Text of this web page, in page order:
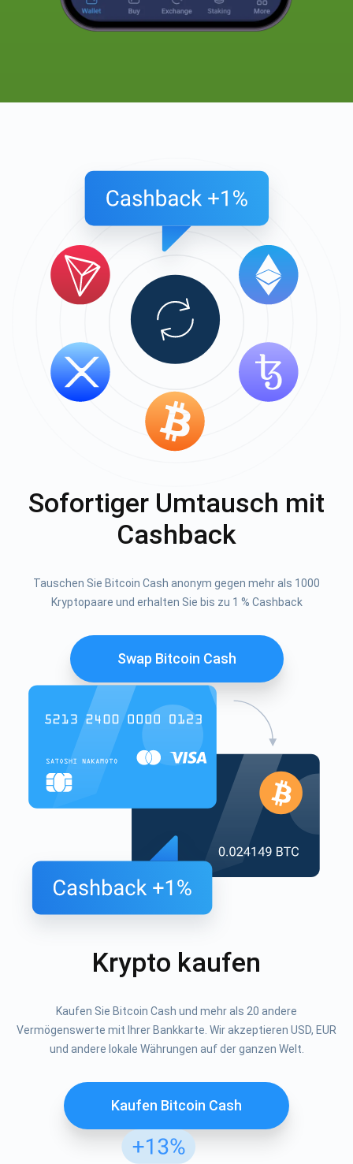
Sofortiger Umtausch mit
Cashback
Tauschen Sie Bitcoin Cash anonym gegen mehr als 1000
Kryptopaare und erhalten Sie bis zu 1 % Cashback
Swap Bitcoin Cash
Krypto kaufen
Kaufen Sie Bitcoin Cash und mehr als 20 andere
Vermögenswerte mit Ihrer Bankkarte. Wir akzeptieren USD, EUR
und andere lokale Währungen auf der ganzen Welt.
Kaufen Bitcoin Cash